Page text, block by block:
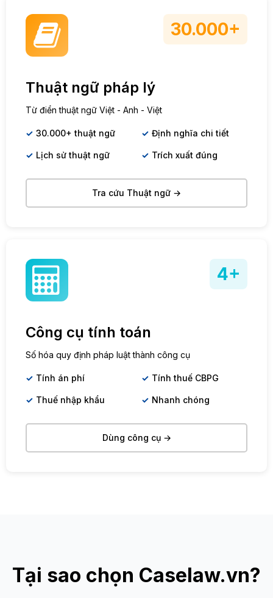
30.000+
Thuật ngữ pháp lý
Từ điển thuật ngữ Việt - Anh - Việt
30.000+ thuật ngữ
Lịch sử thuật ngữ
Định nghĩa chi tiết
Trích xuất đúng
Tra cứu Thuật ngữ →
4+
Công cụ tính toán
Số hóa quy định pháp luật thành công cụ
Tính án phí
Thuế nhập khẩu
Tính thuế CBPG
Nhanh chóng
Dùng công cụ →
Tại sao chọn Caselaw.vn?